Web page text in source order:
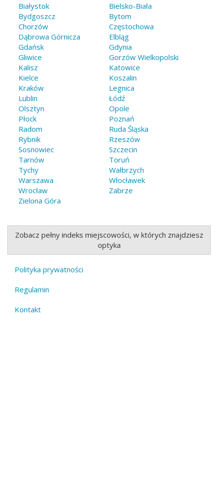
Białystok
Bielsko-Biała
Bydgoszcz
Bytom
Chorzów
Częstochowa
Dąbrowa Górnicza
Elbląg
Gdańsk
Gdynia
Gliwice
Gorzów Wielkopolski
Kalisz
Katowice
Kielce
Koszalin
Kraków
Legnica
Lublin
Łódź
Olsztyn
Opole
Płock
Poznań
Radom
Ruda Śląska
Rybnik
Rzeszów
Sosnowiec
Szczecin
Tarnów
Toruń
Tychy
Wałbrzych
Warszawa
Włocławek
Wrocław
Zabrze
Zielona Góra
Zobacz pełny indeks miejscowości, w których znajdziesz
optyka
Footer
menu
Polityka prywatności
Regulamin
Kontakt